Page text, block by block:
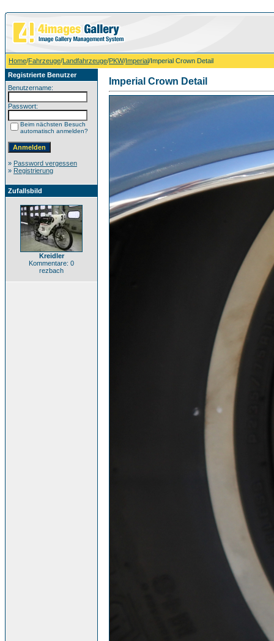
Home/Fahrzeuge/Landfahrzeuge/PKW/Imperial/Imperial Crown Detail
Registrierte Benutzer
Benutzername:
Passwort:
Beim nächsten Besuch
automatisch anmelden?
» Password vergessen
» Registrierung
Zufallsbild
Kreidler
Kommentare: 0
rezbach
Imperial Crown Detail